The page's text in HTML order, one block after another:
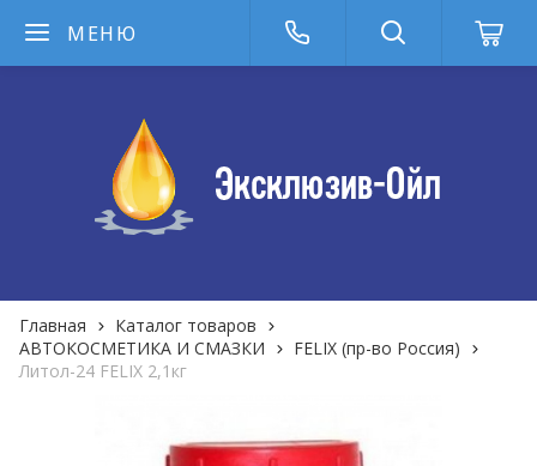
МЕНЮ
Главная
Каталог товаров
АВТОКОСМЕТИКА И СМАЗКИ
FELIX (пр-во Россия)
Литол-24 FELIX 2,1кг